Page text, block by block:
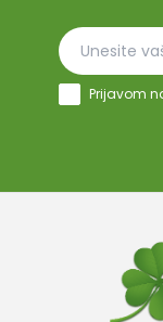
Prijavom